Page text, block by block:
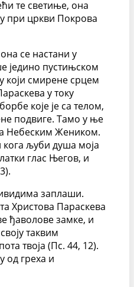
те светиње, она
при цркви Покрова
се настани у
једино пустињском
који смирене срцем
у току
које је са телом,
подвиге. Тамо у ње
Небеским Жеником.
љуби душа моја
глас Његов, и
заплаши.
Христова Параскева
ђаволове замке, и
таквим
твоја (Пс. 44, 12).
од греха и